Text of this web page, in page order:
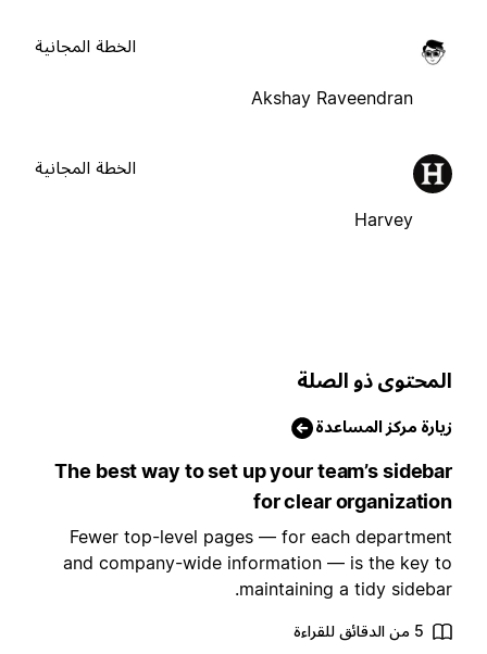
Akshay Raveendran
الخطة المجانية
Harvey
الخطة المجانية
ذو الصلة
مركز المساعدة
The best way to set up your team’s
for clear
Fewer top-level pages — for each
and company-wide information — is the key
maintaining a tidy
5 من الدقائق للقراءة